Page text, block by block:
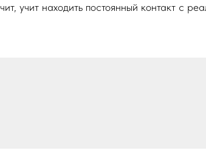
учит находить постоянный контакт с